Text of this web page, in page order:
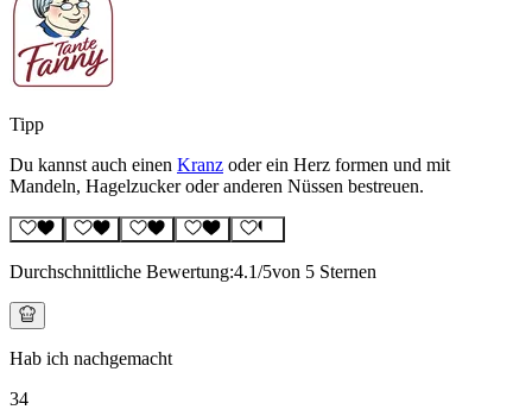
Tipp
Du kannst auch einen Kranz oder ein Herz formen und mit
Mandeln, Hagelzucker oder anderen Nüssen bestreuen.
Durchschnittliche Bewertung:4.1/5von 5 Sternen
Hab ich nachgemacht
34